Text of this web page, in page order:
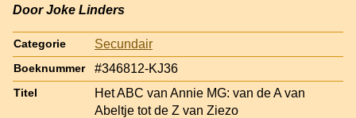
Door Joke Linders
Categorie Secundair
Boeknummer #346812-KJ36
Titel
Het ABC van Annie MG: van de A van
Abeltje tot de Z van Ziezo